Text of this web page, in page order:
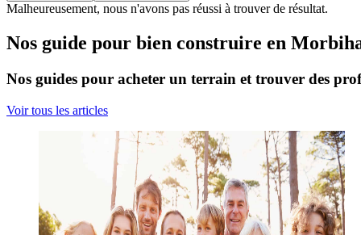
Malheureusement, nous n'avons pas réussi à trouver de résultat.
Nos guide pour bien construire en
Nos guides pour acheter un terrain et trouver des
Voir tous les articles